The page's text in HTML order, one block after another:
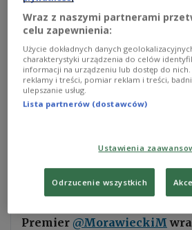
Polskę.
Przewodniczący w tym roku
polskiego MSZ Zbigniew Rau
o powstrzymanie się od ataków
na Ukrainie. Zapowiedział
rosyjską agresją. Zbigniew Rau
Rzeszowie zszefem
Antonym Blinkenem.
Premier @MorawieckiM
Wraz z naszymi partnerami
celu zapewnienia:
Użycie dokładnych danych
charakterystyki urządzenia do celów
informacji na urządzeniu lub dostęp do
reklamy i treści, pomiar reklam i treści,
ulepszanie usług.
Lista partnerów (dostawców)
Ustawienia
Odrzucenie wszystkich